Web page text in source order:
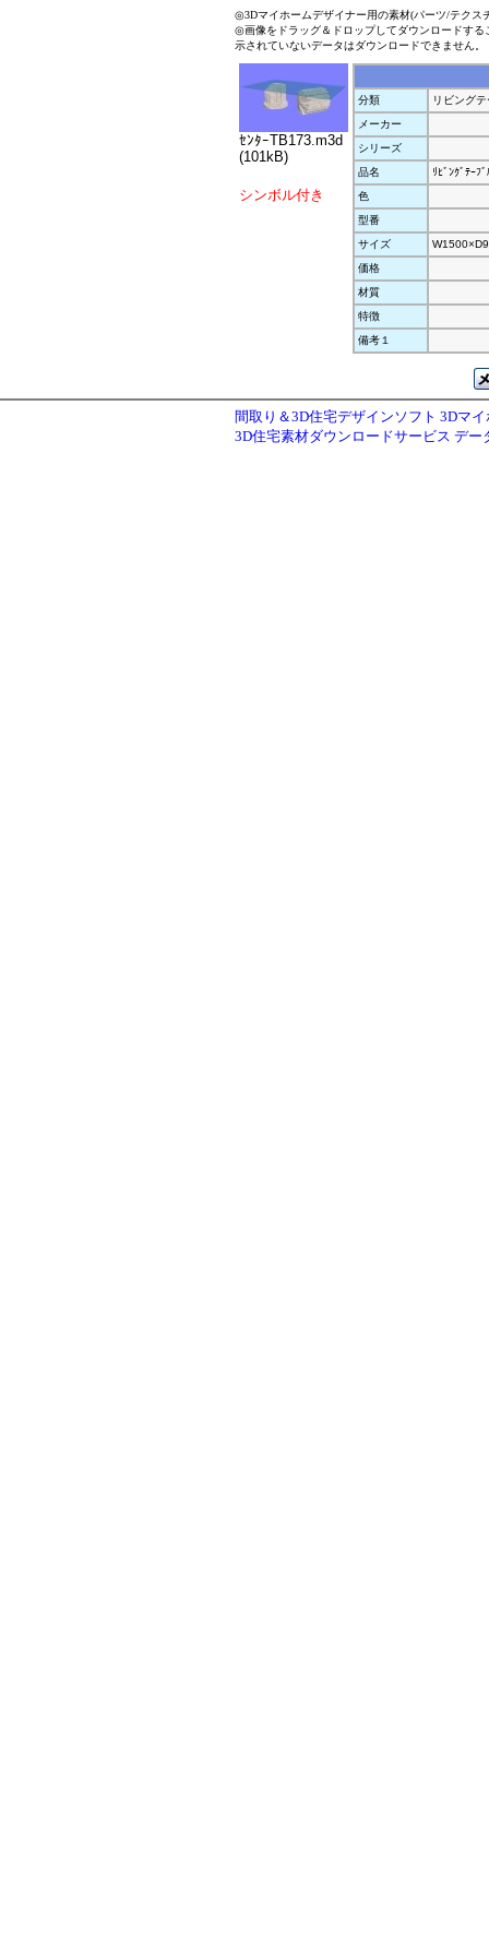
◎3Dマイホームデザイナー用の素材(パーツ/テクス
◎画像をドラッグ＆ドロップしてダウンロードす
示されていないデータはダウンロードできません。
ｾﾝﾀｰTB173.m3d
(101kB)
シンボル付き
分類
リビング
メーカー
シリーズ
品名
ﾘﾋﾞﾝｸﾞﾃｰﾌﾞ
色
型番
サイズ
価格
材質
特徴
備考１
間取り＆3D住宅デザインソフト 3Dマ
3D住宅素材ダウンロードサービス デー